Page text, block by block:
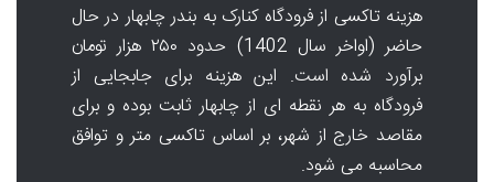
هزینه تاکسی از فرودگاه کنارک به بندر چابهار در حال
حاضر (اواخر سال 1402) حدود ۲۵۰ هزار تومان
برآورد شده است. این هزینه برای جابجایی از
فرودگاه به هر نقطه ای از چابهار ثابت بوده و برای
مقاصد خارج از شهر، بر اساس تاکسی متر و توافق
محاسبه می شود.